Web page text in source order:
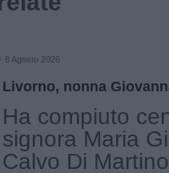
8 Agosto 2026
Livorno, nonna
Ha compiuto
signora Maria
Calvo Di